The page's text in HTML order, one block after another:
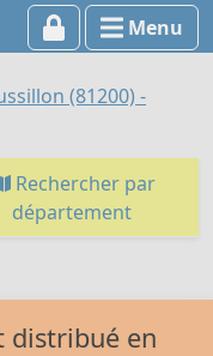
Menu
(81200) -
Rechercher par
département
distribué en